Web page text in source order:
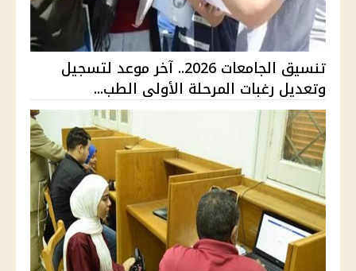
تنسيق الجامعات 2026.. آخر موعد لتسجيل
وتعديل رغبات المرحلة الأولى الطب...